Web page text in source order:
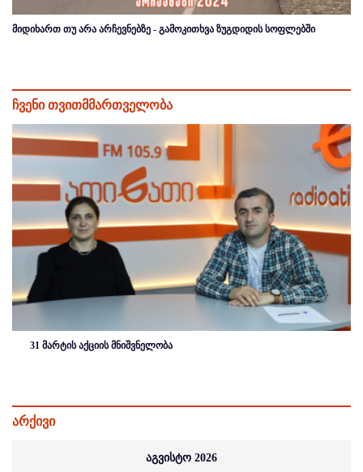
მიდიხართ თუ არა არჩევნებზე - გამოკითხვა ზუგდიდის სოფლებში
ჩვენი თვითმმართველობა
31 მარტის აქციის მნიშვნელობა
არქივი
აგვისტო 2026